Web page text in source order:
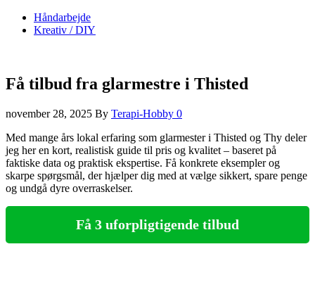
Håndarbejde
Kreativ / DIY
Få tilbud fra glarmestre i Thisted
november 28, 2025 By Terapi-Hobby 0
Med mange års lokal erfaring som glarmester i Thisted og Thy deler
jeg her en kort, realistisk guide til pris og kvalitet – baseret på
faktiske data og praktisk ekspertise. Få konkrete eksempler og
skarpe spørgsmål, der hjælper dig med at vælge sikkert, spare penge
og undgå dyre overraskelser.
Få 3 uforpligtigende tilbud